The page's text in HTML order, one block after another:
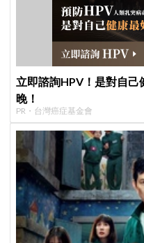
立即諮詢HPV！是對自
晚！
PR・台灣癌症基金會